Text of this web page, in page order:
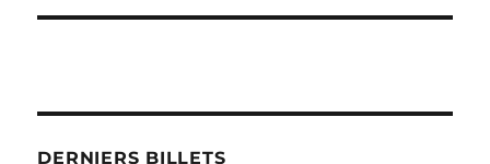
DERNIERS BILLETS